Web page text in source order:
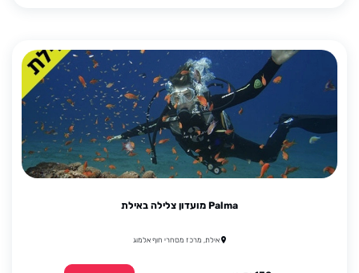
Palma מועדון צלילה באילת
אילת, מרכז מסחרי חוף אלמוג